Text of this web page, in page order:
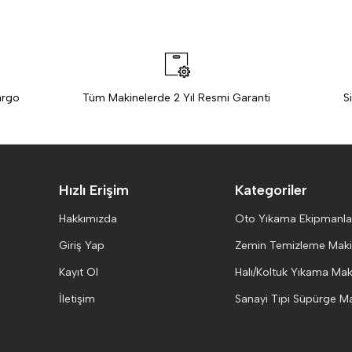
Tüm Makinelerde 2 Yıl Resmi Garanti
Hızlı Erişim
Hakkımızda
Giriş Yap
Kayıt Ol
İletişim
Kategoriler
Oto Yıkama
Zemin Temizleme
Halı/Koltuk Yıkama
Sanayi Tipi Süpürge